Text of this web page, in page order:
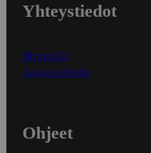
Yhteystiedot
Myymälät
Asiakaspalvelu
Ohjeet